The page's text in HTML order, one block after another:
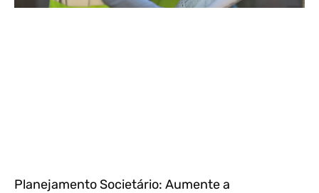
Planejamento Societário: Aumente a